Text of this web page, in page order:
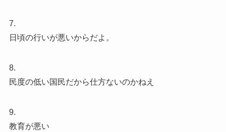
7.
日頃の行いが悪いからだよ。
8.
民度の低い国民だから仕方ないのかねえ
9.
教育が悪い